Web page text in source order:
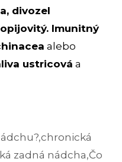
divozel
Imunitný
alebo
ustricová a
,chronická
zadná nádcha,Čo